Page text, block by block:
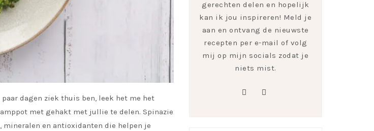
dagen ziek thuis ben, leek het me het
met gehakt met jullie te delen. Spinazie
en antioxidanten die helpen je
gerechten delen en hopelijk
kan ik jou inspireren! Meld je
aan en ontvang de nieuwste
recepten per e-mail of volg
mij op mijn socials zodat je
niets mist.